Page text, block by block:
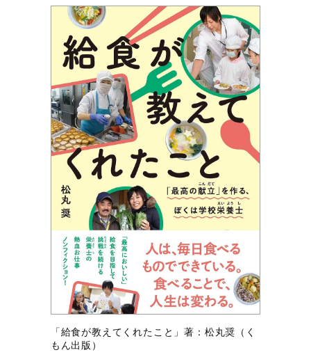
「給食が教えてくれたこと」著：松丸奨（く
もん出版）